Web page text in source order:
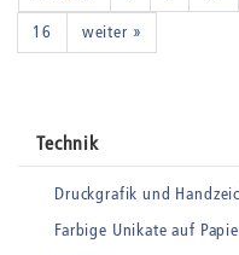
16
weiter »
Technik
Druckgrafik und
Farbige Unikate auf